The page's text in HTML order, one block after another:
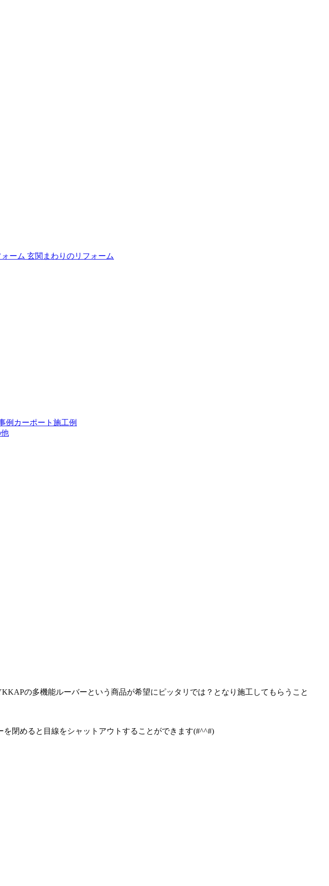
カーポート施工例
の多機能ルーバーという商品が希望にピッタリでは？となり施工してもらうこと
閉めると目線をシャットアウトすることができます(#^^#)